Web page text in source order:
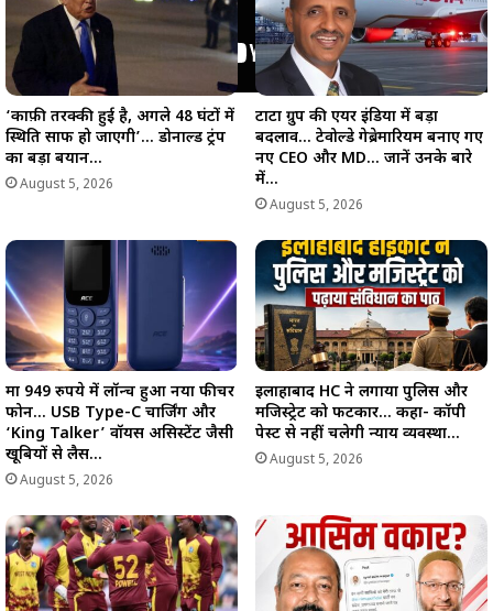
‘काफ़ी तरक्की हुई है, अगले 48 घंटों में
स्थिति साफ हो जाएगी’… डोनाल्ड ट्रंप
का बड़ा बयान…
August 5, 2026
टाटा ग्रुप की एयर इंडिया में बड़ा
बदलाव… टेवोल्डे गेब्रेमारियम बनाए गए
नए CEO और MD… जानें उनके बारे
में…
August 5, 2026
मात्र 949 रुपये में लॉन्च हुआ नया फीचर
फोन… USB Type-C चार्जिंग और
‘King Talker’ वॉयस असिस्टेंट जैसी
खूबियों से लैस…
August 5, 2026
इलाहाबाद HC ने लगाया पुलिस और
मजिस्ट्रेट को फटकार… कहा- कॉपी
पेस्ट से नहीं चलेगी न्याय व्यवस्था…
August 5, 2026